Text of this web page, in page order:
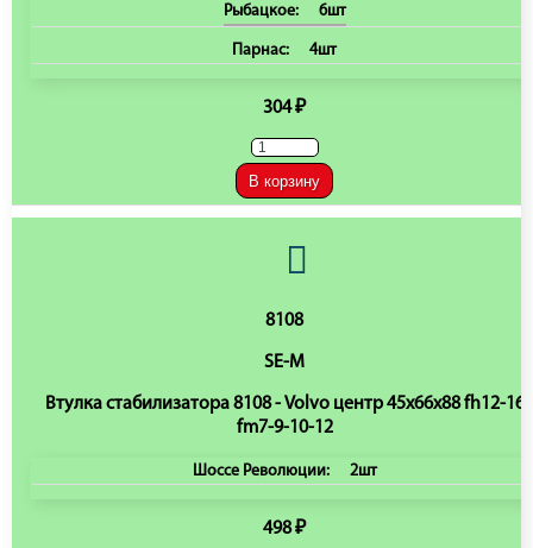
Рыбацкое: 6шт
Парнас: 4шт
304 ₽
В корзину
8108
SE-M
Втулка стабилизатора 8108 - Volvo центр 45x66x88 fh12-16
fm7-9-10-12
Шоссе Революции: 2шт
498 ₽